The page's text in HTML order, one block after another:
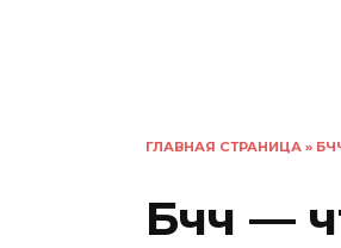
ГЛАВНАЯ СТРАНИЦА »
Бчч —